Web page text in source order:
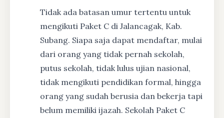
Tidak ada batasan umur tertentu untuk
mengikuti Paket C di Jalancagak, Kab.
Subang. Siapa saja dapat mendaftar, mulai
dari orang yang tidak pernah sekolah,
putus sekolah, tidak lulus ujian nasional,
tidak mengikuti pendidikan formal, hingga
orang yang sudah berusia dan bekerja tapi
belum memiliki ijazah. Sekolah Paket C